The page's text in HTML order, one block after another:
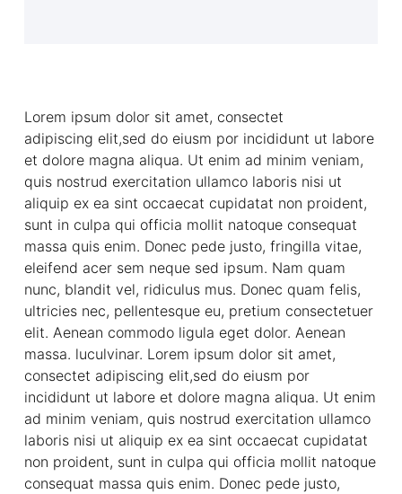
Lorem ipsum dolor sit amet, consectet
adipiscing elit,sed do eiusm por incididunt ut labore
et dolore magna aliqua. Ut enim ad minim veniam,
quis nostrud exercitation ullamco laboris nisi ut
aliquip ex ea sint occaecat cupidatat non proident,
sunt in culpa qui officia mollit natoque consequat
massa quis enim. Donec pede justo, fringilla vitae,
eleifend acer sem neque sed ipsum. Nam quam
nunc, blandit vel, ridiculus mus. Donec quam felis,
ultricies nec, pellentesque eu, pretium consectetuer
elit. Aenean commodo ligula eget dolor. Aenean
massa. luculvinar. Lorem ipsum dolor sit amet,
consectet adipiscing elit,sed do eiusm por
incididunt ut labore et dolore magna aliqua. Ut enim
ad minim veniam, quis nostrud exercitation ullamco
laboris nisi ut aliquip ex ea sint occaecat cupidatat
non proident, sunt in culpa qui officia mollit natoque
consequat massa quis enim. Donec pede justo,